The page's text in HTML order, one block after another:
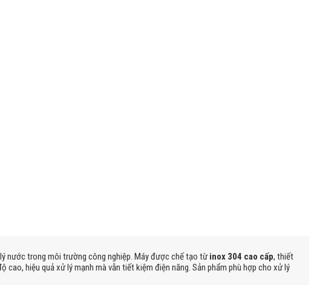
nước trong môi trường công nghiệp. Máy được chế tạo từ inox 304 cao cấp, thiết
cao, hiệu quả xử lý mạnh mà vẫn tiết kiệm điện năng. Sản phẩm phù hợp cho xử lý